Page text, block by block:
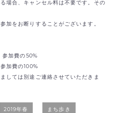
場合、キャンセル料は不要です。その
加をお断りすることがございます。
参加費の50%
加費の100%
しては別途ご連絡させていただきま
2019年春 まち歩き